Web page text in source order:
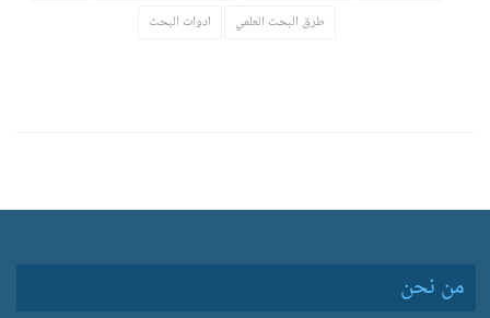
طرق البحث العلمي
ادوات البحث
من نحن